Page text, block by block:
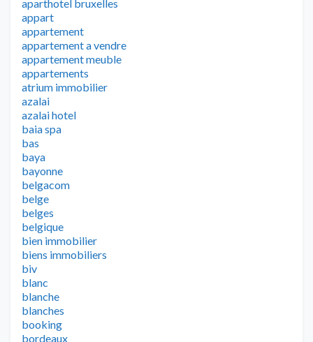
aparthotel bruxelles
appart
appartement
appartement a vendre
appartement meuble
appartements
atrium immobilier
azalai
azalai hotel
baia spa
bas
baya
bayonne
belgacom
belge
belges
belgique
bien immobilier
biens immobiliers
biv
blanc
blanche
blanches
booking
bordeaux